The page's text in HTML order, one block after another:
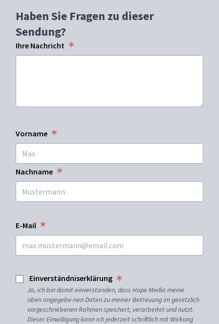
Haben Sie Fragen zu dieser
Sendung?
Ihre Nachricht
Vorname
Nachname
E-Mail
Einverständniserklärung
Ja, ich bin damit einverstanden, dass Hope Media meine
oben angegebe-nen Daten zu meiner Betreuung im gesetzlich
vorgeschriebenen Rahmen speichert, verarbeitet und nutzt.
Dieser Einwilligung kann ich jederzeit schriftlich mit Wirkung